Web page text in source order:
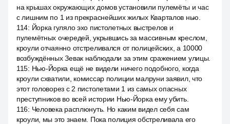
на крышах окружающих домов установили пулемёты и час
с лишним по 1 из прекраснейших жилых Кварталов нью.
114: Йорка гуляло эхо пистолетных выстрелов и
пулемётных очередей, укрывшись за массивным креслом,
кроули отчаянно отстреливался от полицейских, а 10000
возбуждённых Зевак наблюдали за этим сражением улицы.
115: Нью-Йорка ещё не видели ничего подобного, когда
кроули схватили, комиссар полиции малруни заявил, что
этот головорез с 2 пистолетами 1 из самых опасных
преступников во всей истории Нью-Йорка ему убить.
116: Человека расплюнуть. Но каким видел себя сам
кроули, мы это знаем. Пока полиция обстреливала его